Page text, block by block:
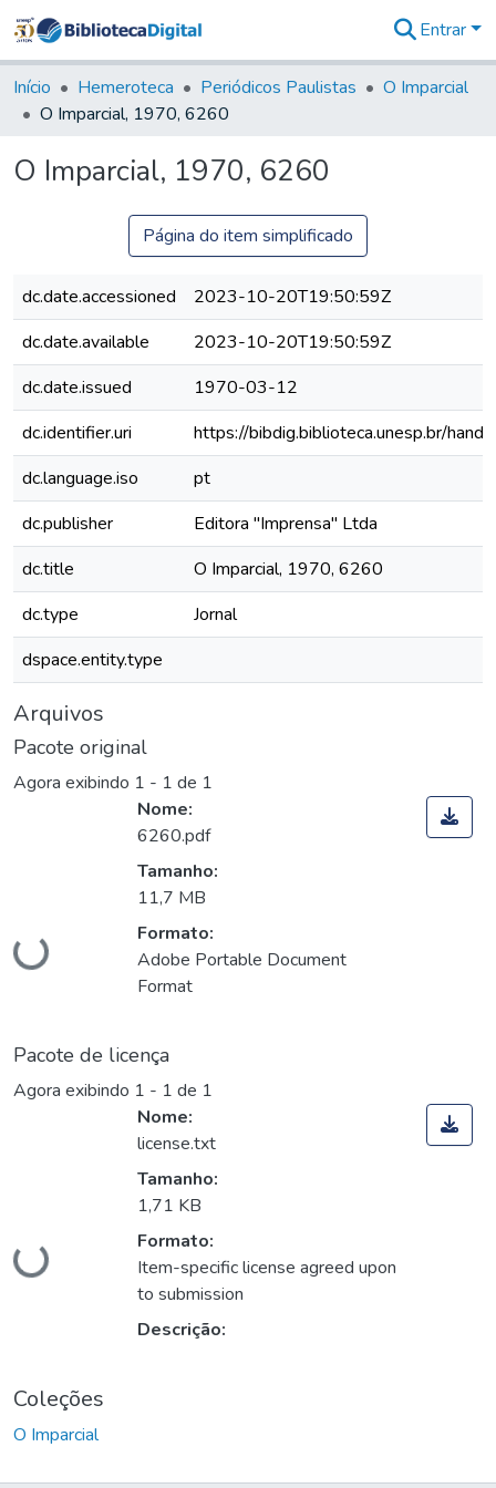
&
Coleções
Tudo na
Digital
Entrar
Início Hemeroteca Periódicos Paulistas
O Imparcial
O Imparcial, 1970, 6260
O Imparcial, 1970, 6260
Página do item simplificado
dc.date.accessioned
2023-10-20T19:50:59Z
dc.date.available
2023-10-20T19:50:59Z
dc.date.issued
1970-03-12
dc.identifier.uri
https://bibdig.biblioteca.unesp.br/
dc.language.iso
pt
dc.publisher
Editora "Imprensa" Ltda
dc.title
O Imparcial, 1970, 6260
dc.type
Jornal
dspace.entity.type
Arquivos
Pacote original
Agora exibindo 1 - 1 de 1
Carregando...
Nome:
6260.pdf
Tamanho:
11,7 MB
Formato:
Adobe Portable Document
Format
Pacote de licença
Agora exibindo 1 - 1 de 1
Carregando...
Nome:
license.txt
Tamanho:
1,71 KB
Formato:
Item-specific license agreed upon
to submission
Descrição:
Coleções
O Imparcial